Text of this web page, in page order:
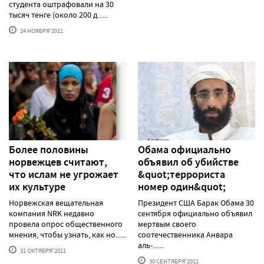
студента оштрафовали на 30
тысяч тенге (около 200 д......
24 НОЯБРЯ'2011
Более половины
норвежцев считают,
что ислам не угрожает
их культуре
Норвежская вещательная
компания NRK недавно
провела опрос общественного
мнения, чтобы узнать, как но......
31 ОКТЯБРЯ'2011
Обама официально
объявил об убийстве
&quot;террориста
номер один&quot;
Президент США Барак Обама 30
сентября официально объявил
мертвым своего
соотечественника Анвара
аль-......
30 СЕНТЯБРЯ'2011